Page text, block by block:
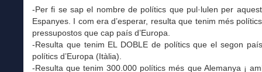
-Per fi se sap el nombre de polítics que pul·lulen per
Espanyes. I com era d’esperar, resulta que tenim més
pressupostos que cap país d’Europa.
-Resulta que tenim EL DOBLE de polítics que el segon
polítics d’Europa (Itàlia).
-Resulta que tenim 300.000 polítics més que Alemanya ¡